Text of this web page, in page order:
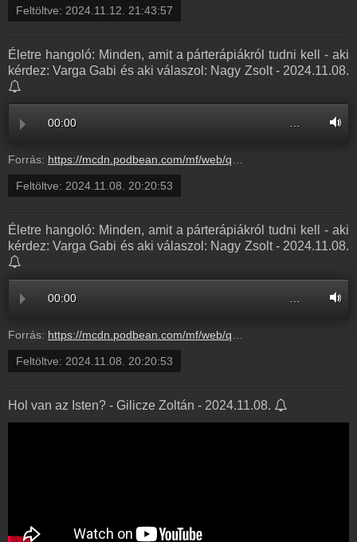
Feltöltve: 2024.11.12. 21:43:57
Életre hangoló: Minden, amit a párterápiákról tudni kell - aki
kérdez: Varga Gabi és aki válaszol: Nagy Zsolt - 2024.11.08.
00:00
Forrás: https://mcdn.podbean.com/mf/web/qkijj6v4ypa8uykb/20241015_18_00-eletre_hangoloabm98.mp3
Feltöltve: 2024.11.08. 20:20:53
Életre hangoló: Minden, amit a párterápiákról tudni kell - aki
kérdez: Varga Gabi és aki válaszol: Nagy Zsolt - 2024.11.08.
00:00
Forrás: https://mcdn.podbean.com/mf/web/qkijj6v4ypa8uykb/20241015_18_00-eletre_hangoloabm98.mp3
Feltöltve: 2024.11.08. 20:20:53
Hol van az Isten? - Gilicze Zoltán - 2024.11.08.